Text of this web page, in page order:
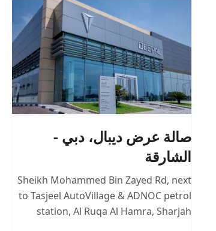
صالة عرض ديبال، دبي -
الشارقة
Sheikh Mohammed Bin Zayed Rd, next
to Tasjeel AutoVillage & ADNOC petrol
station, Al Ruqa Al Hamra, Sharjah